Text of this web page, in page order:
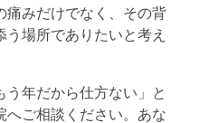
痛みだけでなく、その背
場所でありたいと考え
う年だから仕方ない」と
へご相談ください。あな